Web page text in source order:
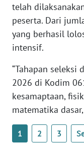
telah
peserta. Dari
yang berhasil
intensif.
“Tahapan seleksi
2026 di Kodim
kesamaptaan,
matematika
1 2 3
WN
NUSANTARA
WN
WN
JATIM
BALI